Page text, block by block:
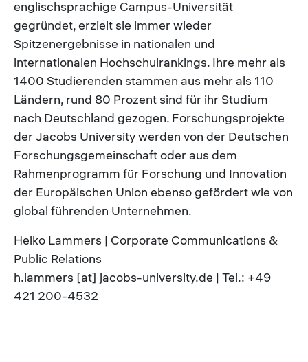
englischsprachige Campus-Universität
gegründet, erzielt sie immer wieder
Spitzenergebnisse in nationalen und
internationalen Hochschulrankings. Ihre mehr als
1400 Studierenden stammen aus mehr als 110
Ländern, rund 80 Prozent sind für ihr Studium
nach Deutschland gezogen. Forschungsprojekte
der Jacobs University werden von der Deutschen
Forschungsgemeinschaft oder aus dem
Rahmenprogramm für Forschung und Innovation
der Europäischen Union ebenso gefördert wie von
global führenden Unternehmen.
Heiko Lammers | Corporate Communications &
Public Relations
h.lammers [at] jacobs-university.de | Tel.: +49
421 200-4532